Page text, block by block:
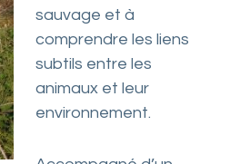
sauvage et à
comprendre les liens
subtils entre les
animaux et leur
environnement.